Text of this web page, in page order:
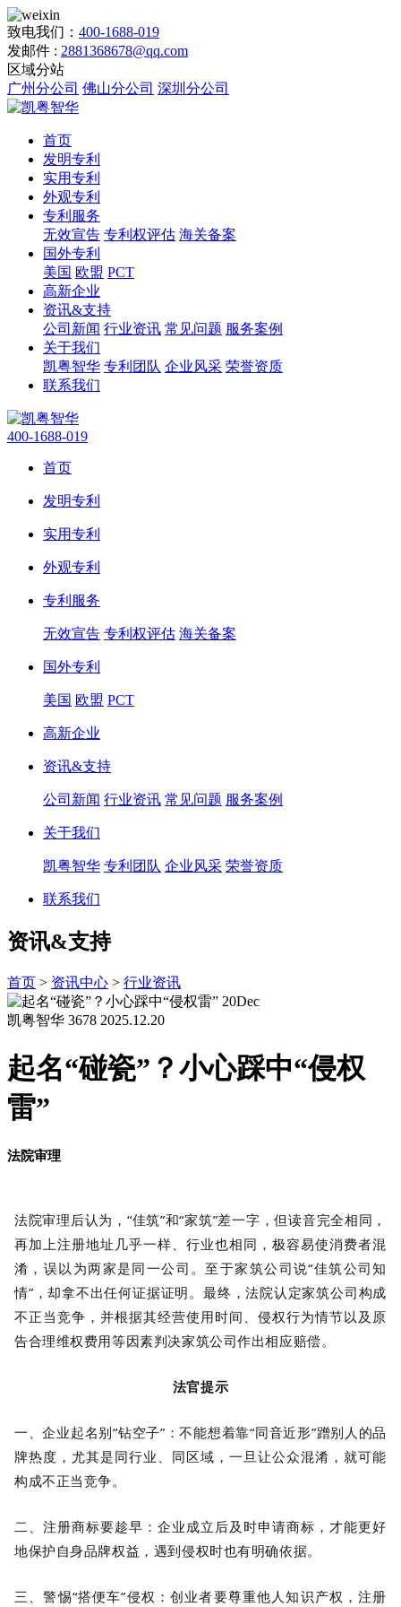
致电我们： 400-1688-019
发邮件 : 2881368678@qq.com
区域分站
广州分公司 佛山分公司 深圳分公司
首页
发明专利
实用专利
外观专利
专利服务
无效宣告 专利权评估 海关备案
国外专利
美国 欧盟 PCT
高新企业
资讯&支持
公司新闻 行业资讯 常见问题 服务案例
关于我们
凯粤智华 专利团队 企业风采 荣誉资质
联系我们
400-1688-019
首页
发明专利
实用专利
外观专利
专利服务
无效宣告 专利权评估 海关备案
国外专利
美国 欧盟 PCT
高新企业
资讯&支持
公司新闻 行业资讯 常见问题 服务案例
关于我们
凯粤智华 专利团队 企业风采 荣誉资质
联系我们
资讯&支持
首页 > 资讯中心 > 行业资讯
20Dec
凯粤智华 3678 2025.12.20
起名“碰瓷”？小心踩中“侵权
雷”
法院审理
法院审理后认为，“佳筑”和“家筑”差一字，但读音完全相同，
再加上注册地址几乎一样、行业也相同，极容易使消费者混
淆，误以为两家是同一公司。至于家筑公司说“佳筑公司知
情”，却拿不出任何证据证明。最终，法院认定家筑公司构成
不正当竞争，并根据其经营使用时间、侵权行为情节以及原
告合理维权费用等因素判决家筑公司作出相应赔偿。
法官提示
一、企业起名别“钻空子”：不能想着靠“同音近形”蹭别人的品
牌热度，尤其是同行业、同区域，一旦让公众混淆，就可能
构成不正当竞争。
二、注册商标要趁早：企业成立后及时申请商标，才能更好
地保护自身品牌权益，遇到侵权时也有明确依据。
三、警惕“搭便车”侵权：创业者要尊重他人知识产权，注册